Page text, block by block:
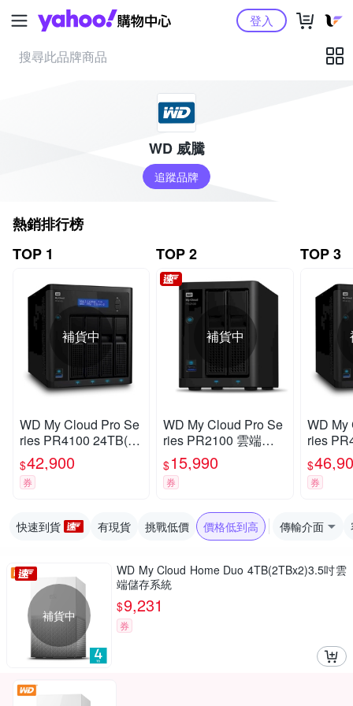
Yahoo購物中心登入
WD 威騰
追蹤品牌
熱銷排行榜
TOP 1
補貨中
WD My Cloud Pro Se
ries PR4100 24TB(6T
Bx4) 3.5吋 雲端儲存
系統
$42,900
券
TOP 2
補貨中
WD My Cloud Pro Se
ries PR2100 雲端儲
存系統
$15,990
券
TOP 3
WD My
ries
Bx4)
系統
$
券
快速到貨 有現貨 挑戰低價 價格低到高 傳輸介面
補貨中
WD My Cloud Home Duo 4TB(2TBx2)3.5吋雲
端儲存系統
$9,231
券